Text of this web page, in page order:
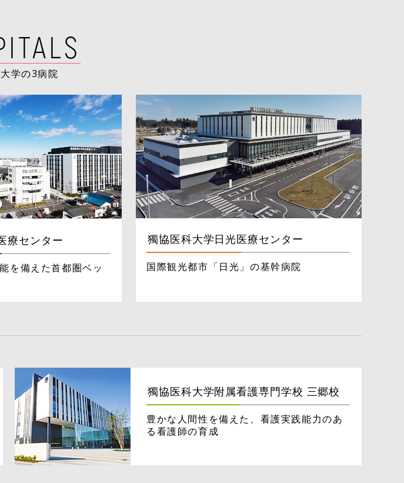
学の3病院
療センター
を備えた首都圏ベッ
獨協医科大学日光医療センター
国際観光都市「日光」の基幹病院
獨協医科大学附属看護専門学校 三郷校
豊かな人間性を備えた、看護実践能力のあ
る看護師の育成